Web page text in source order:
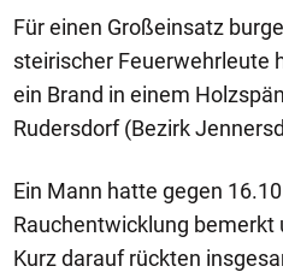
Für einen Großeinsatz
steirischer Feuerwehrleute
ein Brand in einem
Rudersdorf (Bezirk
Ein Mann hatte gegen
Rauchentwicklung bemerkt
Kurz darauf rückten